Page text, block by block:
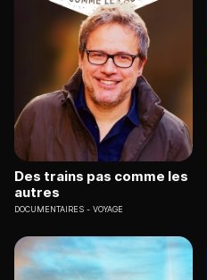
Des trains pas comme les
autres
DOCUMENTAIRES VOYAGE